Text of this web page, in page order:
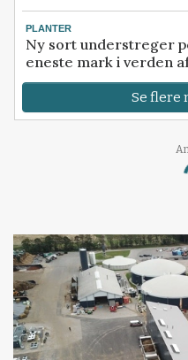
PLANTER
Ny sort understreger
eneste mark i verden
Se flere